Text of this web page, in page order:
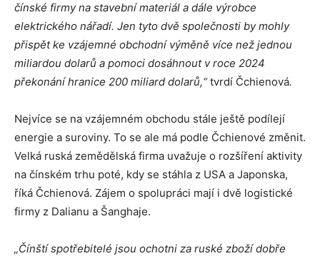
čínské firmy na stavební materiál a dále výrobce
elektrického nářadí. Jen tyto dvě společnosti by mohly
přispět ke vzájemné obchodní výměně více než jednou
miliardou dolarů a pomoci dosáhnout v roce 2024
překonání hranice 200 miliard dolarů,“tvrdí Čchienová.
Nejvíce se na vzájemném obchodu stále ještě podílejí
energie a suroviny. To se ale má podle Čchienové změnit.
Velká ruská zemědělská firma uvažuje o rozšíření aktivity
na čínském trhu poté, kdy se stáhla z USA a Japonska,
říká Čchienová. Zájem o spolupráci mají i dvě logistické
firmy z Dalianu a Šanghaje.
„Čínští spotřebitelé jsou ochotni za ruské zboží dobře